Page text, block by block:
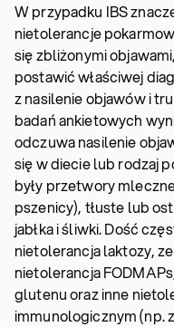
W przypadku IBS
nietolerancje
się zbliżonymi
postawić właściwej
z nasilenie objawów i
badań ankietowych
odczuwa nasilenie
się w diecie lub rodzaj
były przetwory
pszenicy), tłuste lub
jabłka i śliwki. Dość
nietolerancja laktozy,
nietolerancja
glutenu oraz inne
immunologicznym (np.